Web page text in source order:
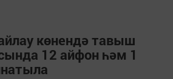
көнендә тавыш
12 айфон һәм 1